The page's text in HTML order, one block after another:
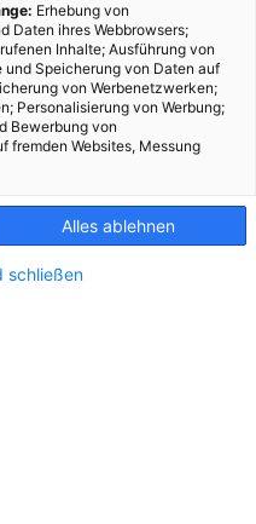
Erhebung von
Daten ihres Webbrowsers;
Inhalte; Ausführung von
Speicherung von Daten auf
von Werbenetzwerken;
Personalisierung von Werbung;
Bewerbung von
fremden Websites, Messung
Alles ablehnen
schließen